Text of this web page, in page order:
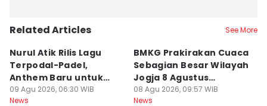
Related Articles See More
Nurul Atik Rilis Lagu
Terpodal-Padel,
Anthem Baru untuk
Pencinta Padel
09 Agu 2026, 06:30 WIB
News
BMKG Prakirakan Cuaca
Sebagian Besar Wilayah
Jogja 8 Agustus
Berawan
08 Agu 2026, 09:57 WIB
News